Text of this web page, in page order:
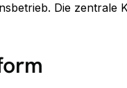
Die zentrale